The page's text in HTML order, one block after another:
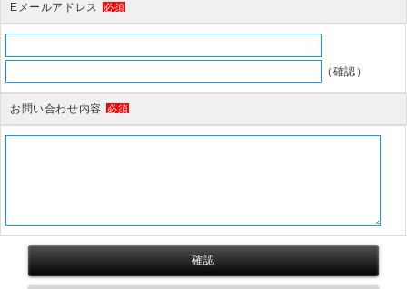
Eメールアドレス 必須
（確認）
お問い合わせ内容 必須